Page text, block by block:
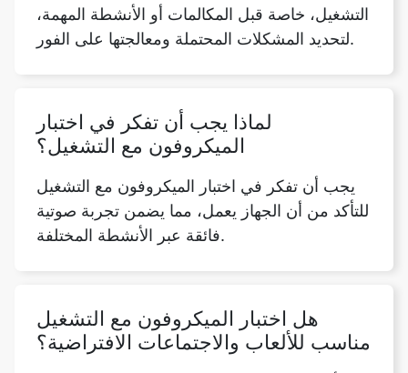
التشغيل، خاصة قبل المكالمات أو الأنشطة المهمة،
لتحديد المشكلات المحتملة ومعالجتها على الفور.
لماذا يجب أن تفكر في اختبار
الميكروفون مع التشغيل؟
يجب أن تفكر في اختبار الميكروفون مع التشغيل
للتأكد من أن الجهاز يعمل، مما يضمن تجربة صوتية
فائقة عبر الأنشطة المختلفة.
هل اختبار الميكروفون مع التشغيل
مناسب للألعاب والاجتماعات الافتراضية؟